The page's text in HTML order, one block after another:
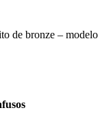
de bronze –